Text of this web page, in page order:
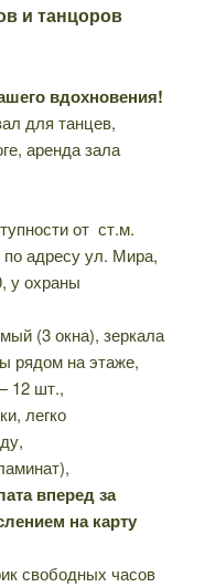
и танцоров
вдохновения!
для танцев,
аренда зала
от ст.м.
по адресу ул. Мира,
у охраны
(3 окна), зеркала
рядом на этаже,
12 шт.,
легко
вперед за
на карту
свободных часов